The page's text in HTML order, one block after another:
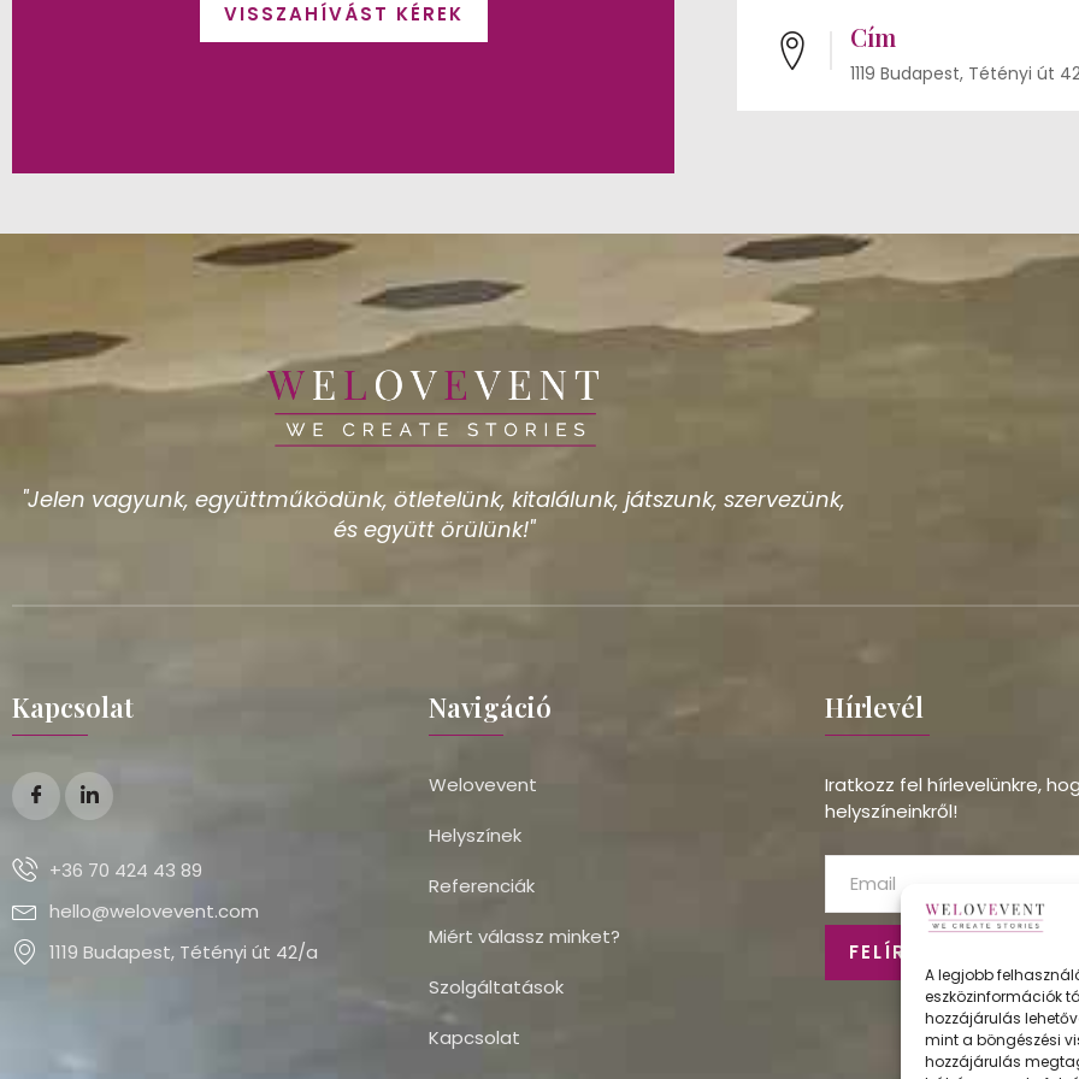
A legjobb
eszközinformációk
hozzájárulás
mint a böngészési
hozzájárulás
VISSZAHÍVÁST KÉREK
Cím
1119 Budapest, Tétényi út
"Jelen vagyunk, együttműködünk, ötletelünk, kitalálunk, játszunk, szervezünk,
és együtt örülünk!"
Kapcsolat
+36 70 424 43 89
hello@welovevent.com
1119 Budapest, Tétényi út 42/a
Navigáció
Welovevent
Helyszínek
Referenciák
Miért válassz minket?
Szolgáltatások
Kapcsolat
Hírlevél
Iratkozz fel hírlevelünkre,
helyszíneinkről!
FELÍRATKOZÁS